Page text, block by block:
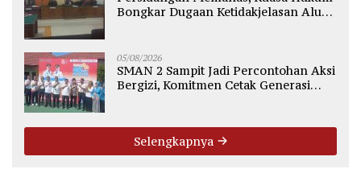
Bongkar Dugaan Ketidakjelasan Alur
05/08/2026
SMAN 2 Sampit Jadi Percontohan Aksi
Bergizi, Komitmen Cetak Generasi
Selengkapnya